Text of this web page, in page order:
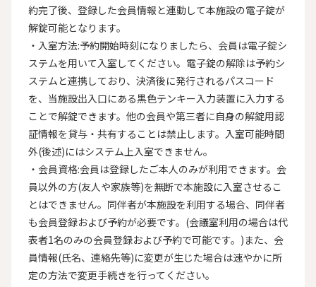
約完了後、登録した会員情報と連動して本施設の電子錠が
解錠可能となります。
・入室方法:予約開始時刻になりましたら、会員は電子錠シ
ステムを用いて入室してください。電子錠の解除は予約シ
ステムと連携しており、決済後に発行されるパスコード
を、当施設出入口にある黒色テンキー入力装置に入力する
ことで解錠できます。他の会員や第三者に自身の解錠用認
証情報を貸与・共有することは禁止します。入室可能時間
外(後述)にはシステム上入室できません。
・会員資格:会員は登録したご本人のみが利用できます。会
員以外の方(友人や家族等)を無断で本施設に入室させるこ
とはできません。同伴者が本施設を利用する場合、同伴者
も会員登録および予約が必要です。(会議室利用の場合は代
表者1名のみの会員登録および予約で可能です。)また、会
員情報(氏名、連絡先等)に変更が生じた場合は速やかに所
定の方法で変更手続きを行ってください。